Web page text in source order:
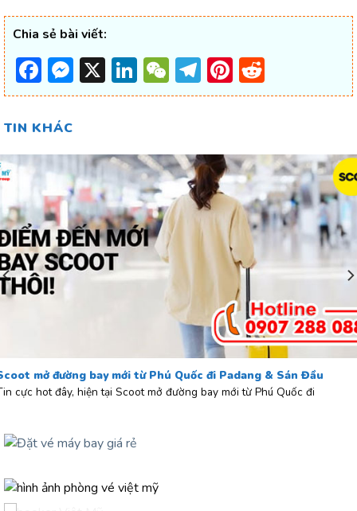
Chia sẻ bài viết:
Facebook
Messenger
X LinkedIn
WeChat
Telegram
Pinterest
TIN KHÁC
mở đường bay mới từ Phú Quốc đi Padang & Sán Đầu
cực hot đây, hiện tại Scoot mở đường bay mới từ Phú Quốc đi